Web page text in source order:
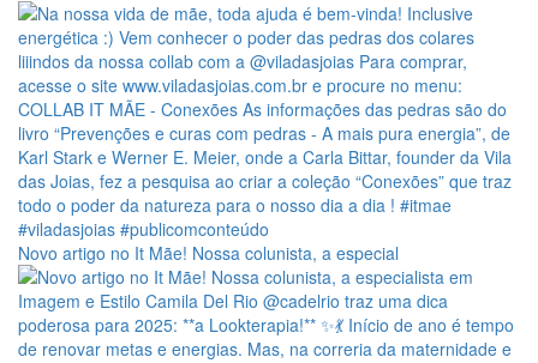
Novo artigo no It Mãe! Nossa colunista, a especial